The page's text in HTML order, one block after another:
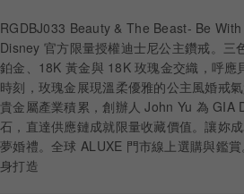
婚禮護照
線上購物
LANGUAGE
RGDBJ033 Beauty & The Beast- Be
Disney 官方限量授權迪士尼公主鑽戒。三
鉑金、18K 黃金與 18K 玫瑰金交織，呼應
時刻，玫瑰金展現溫柔優雅的公主風婚戒
貴金屬產業積累，創辦人 John Yu 為 GIA
石，直達供應鏈成就限量收藏價值。讓妳
夢婚禮。全球 ALUXE 門市線上選購與鑑
身打造